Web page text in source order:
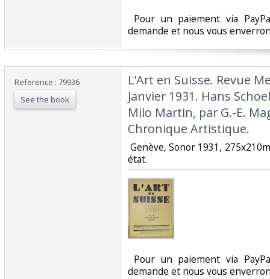
Pour un paiement via
demande et nous vous
Reference : 79936
See the book
‎L’Art en Suisse. Revue
Janvier 1931. Hans
Milo Martin, par G.-E.
Chronique Artistique.‎
Genève, Sonor 1931,
état. ‎
Pour un paiement via
demande et nous vous